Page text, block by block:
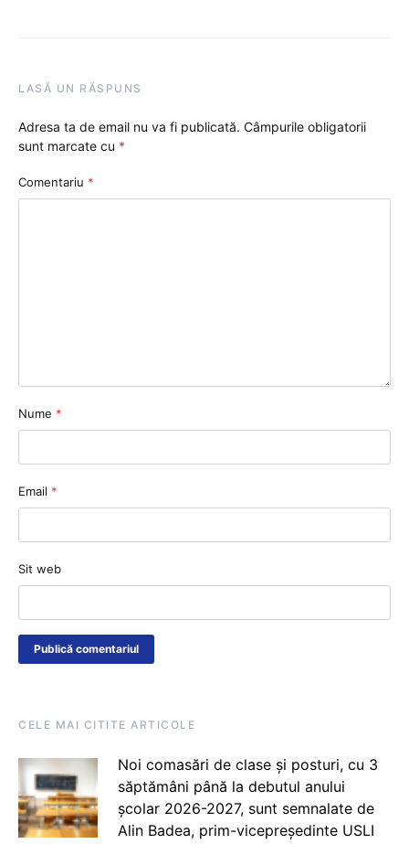
LASĂ UN RĂSPUNS
Adresa ta de email nu va fi publicată. Câmpurile obligatorii
sunt marcate cu *
Comentariu *
Nume *
Email *
Sit web
CELE MAI CITITE ARTICOLE
Noi comasări de clase și posturi, cu 3
săptămâni până la debutul anului
școlar 2026-2027, sunt semnalate de
Alin Badea, prim-vicepreședinte USLI